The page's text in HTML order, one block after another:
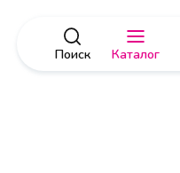
Поиск Каталог